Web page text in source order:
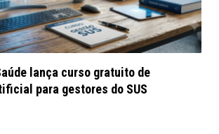
lança curso gratuito de
para gestores do SUS